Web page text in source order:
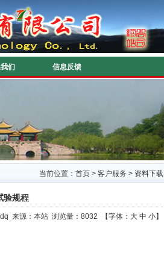
们 信息反馈
当前位置： 首页 > 客户服务 > 资料下载
验规程
来源：本站 浏览量：8032 【字体： 大 中 小】